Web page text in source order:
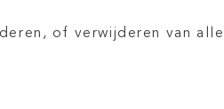
of verwijderen van